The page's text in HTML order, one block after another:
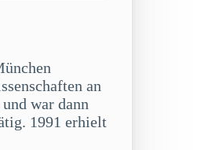
an
war dann
1991 erhielt